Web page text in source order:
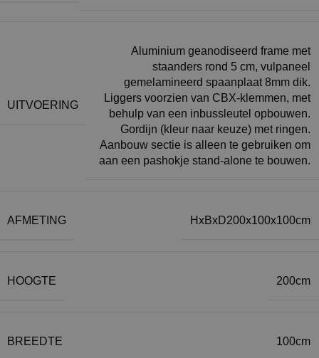
UITVOERING
Aluminium geanodiseerd frame met
staanders rond 5 cm, vulpaneel
gemelamineerd spaanplaat 8mm dik.
Liggers voorzien van CBX-klemmen, met
behulp van een inbussleutel opbouwen.
Gordijn (kleur naar keuze) met ringen.
Aanbouw sectie is alleen te gebruiken om
aan een pashokje stand-alone te bouwen.
AFMETING HxBxD200x100x100cm
HOOGTE 200cm
BREEDTE 100cm